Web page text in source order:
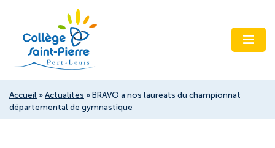
Accueil » Actualités » BRAVO à nos lauréats du championnat
départemental de gymnastique